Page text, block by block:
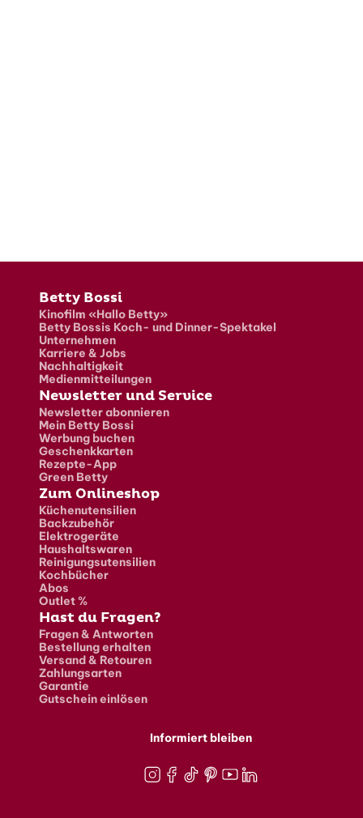
Fusszeile
Betty Bossi
Kinofilm «Hallo Betty»
Betty Bossis Koch- und Dinner-Spektakel
Unternehmen
Karriere & Jobs
Nachhaltigkeit
Medienmitteilungen
Newsletter und Service
Newsletter abonnieren
Mein Betty Bossi
Werbung buchen
Geschenkkarten
Rezepte-App
Green Betty
Zum Onlineshop
Küchenutensilien
Backzubehör
Elektrogeräte
Haushaltswaren
Reinigungsutensilien
Kochbücher
Abos
Outlet %
Hast du Fragen?
Fragen & Antworten
Bestellung erhalten
Versand & Retouren
Zahlungsarten
Garantie
Gutschein einlösen
Informiert bleiben